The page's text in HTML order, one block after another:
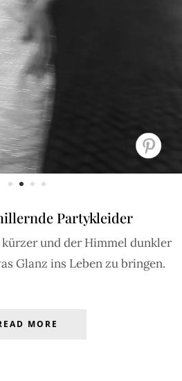
Partykleider
kürzer und der Himmel dunkler
Glanz ins Leben zu bringen.